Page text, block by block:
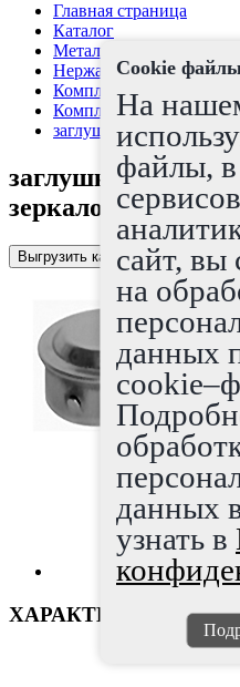
Главная страница
Каталог
Металлопрокат
Нержавеющая сталь
Комплектующие для
Комплектующие для
заглушка для трубы
заглушка для
зеркало арт.1202510
Выгрузить каталог в Excel
ХАРАКТЕРИСТИКИ
Cookie
На
файлы,
сайт, вы
на
данных
данных
узнать в